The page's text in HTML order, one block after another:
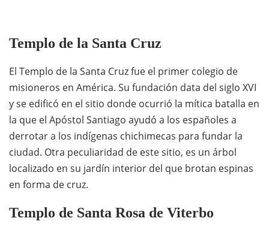
Templo de la Santa Cruz
El Templo de la Santa Cruz fue el primer colegio de
misioneros en América. Su fundación data del siglo XVI
y se edificó en el sitio donde ocurrió la mítica batalla en
la que el Apóstol Santiago ayudó a los españoles a
derrotar a los indígenas chichimecas para fundar la
ciudad. Otra peculiaridad de este sitio, es un árbol
localizado en su jardín interior del que brotan espinas
en forma de cruz.
Templo de Santa Rosa de Viterbo